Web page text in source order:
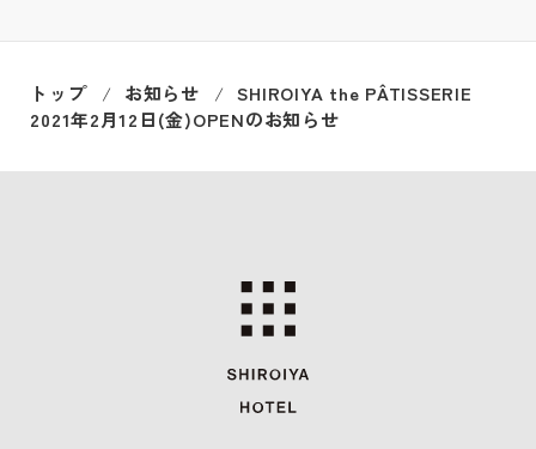
トップ お知らせ
SHIROIYA the PÂTISSERIE
2021年2月12日(金)OPENのお知らせ